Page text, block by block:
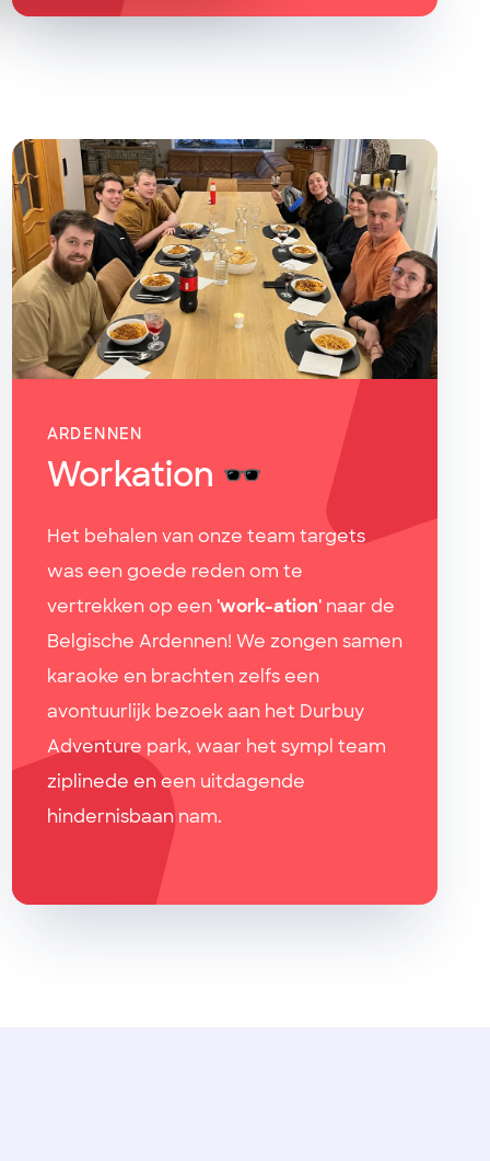
Workation 🕶️
ARDENNEN
Het behalen van onze team targets
was een goede reden om te
vertrekken op een 'work-ation' naar de
Belgische Ardennen! We zongen samen
karaoke en brachten zelfs een
avontuurlijk bezoek aan het Durbuy
Adventure park, waar het sympl team
ziplinede en een uitdagende
hindernisbaan nam.